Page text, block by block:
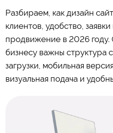
Разбираем, как дизайн
клиентов, удобство,
продвижение в 2026 году.
бизнесу важны структура
загрузки, мобильная
визуальная подача и